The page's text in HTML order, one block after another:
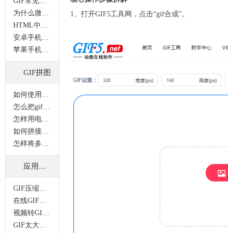
为什么微信中打开的GIF图片是静态的？
HTML中怎样插入GIF格式的图片？
安卓手机无法查看GIF图的原因
苹果手机怎样保存GIF图片？
GIF拼图
如何使用gif拼图功能？
怎么把gif拼接在一起？多张gif怎么拼在一起？
怎样用电脑将动图和静态图片拼接成一张图片？
如何拼接多张gif动图？动图拼接怎么做？
怎样将多张gif合并在一张图片上显示？
应用案例
GIF压缩实用攻略：无损压缩+多场景适配指南
在线GIF制作工具哪个好用？免费无水印，多功能一站式搞定
视频转GIF在线工具推荐，无需安装，高清无损一键转换
GIF太大发不出？这款无损GIF压缩工具无水印超好用
1、打开GIF5工具网，点击“gif合成”。